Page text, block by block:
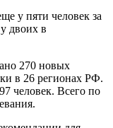
у пяти человек за
двоих в
270 новых
в 26 регионах РФ.
человек. Всего по